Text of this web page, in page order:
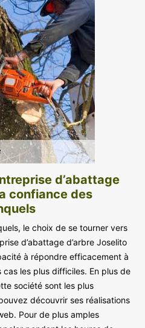
d’abattage
confiance des
le choix de se tourner vers
d’abattage d’arbre Joselito
à répondre efficacement à
les plus difficiles. En plus de
société sont les plus
découvrir ses réalisations
Pour de plus amples